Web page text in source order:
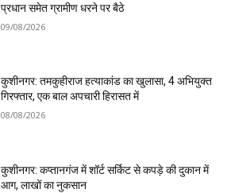
प्रधान समेत ग्रामीण धरने पर बैठे
09/08/2026
कुशीनगर: तमकुहीराज हत्याकांड का खुलासा, 4 अभियुक्त
गिरफ्तार, एक बाल अपचारी हिरासत में
08/08/2026
कुशीनगर: कप्तानगंज में शॉर्ट सर्किट से कपड़े की दुकान में
आग, लाखों का नुकसान